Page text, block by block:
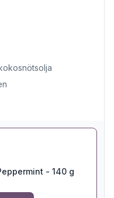
- 140 g